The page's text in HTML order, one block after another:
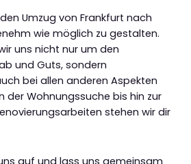
Umzug von Frankfurt nach
wie möglich zu gestalten.
uns nicht nur um den
und Guts, sondern
bei allen anderen Aspekten
der Wohnungssuche bis hin zur
stehen wir dir
auf und lass uns gemeinsam